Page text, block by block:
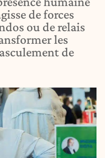
de forces
ou de relais
les
de